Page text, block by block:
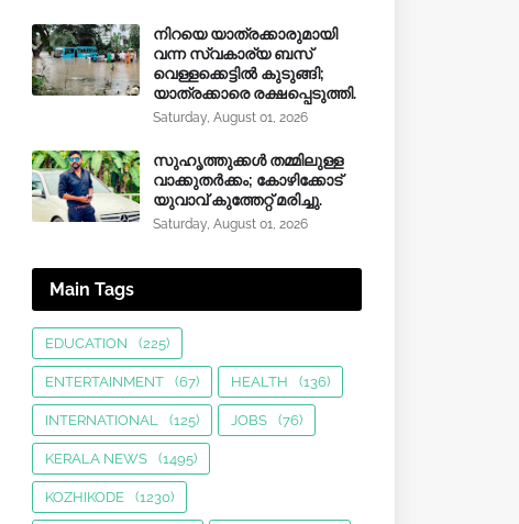
നിറയെ യാത്രക്കാരുമായി
വന്ന സ്വകാര്യ ബസ്
വെള്ളക്കെട്ടിൽ കുടുങ്ങി;
യാത്രക്കാരെ രക്ഷപ്പെടുത്തി.
Saturday, August 01, 2026
സുഹൃത്തുക്കൾ തമ്മിലുള്ള
വാക്കുതർക്കം; കോഴിക്കോട്
യുവാവ് കുത്തേറ്റ് മരിച്ചു.
Saturday, August 01, 2026
Main Tags
EDUCATION (225)
ENTERTAINMENT (67) HEALTH (136)
INTERNATIONAL (125) JOBS (76)
KERALA NEWS (1495)
KOZHIKODE (1230)